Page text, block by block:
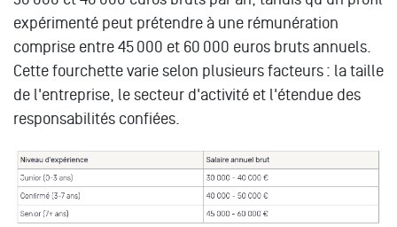
expérimenté peut prétendre à une rémunération
comprise entre 45 000 et 60 000 euros bruts annuels.
Cette fourchette varie selon plusieurs facteurs : la taille
de l'entreprise, le secteur d'activité et l'étendue des
responsabilités confiées.